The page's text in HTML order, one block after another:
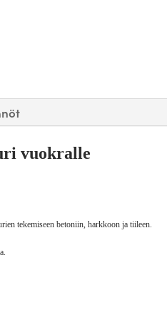
vuokralle
tekemiseen betoniin, harkkoon ja tiileen.